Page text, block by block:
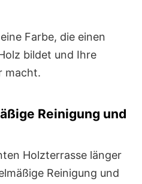
Farbe, die einen
bildet und Ihre
macht.
Reinigung und
Holzterrasse länger
Reinigung und